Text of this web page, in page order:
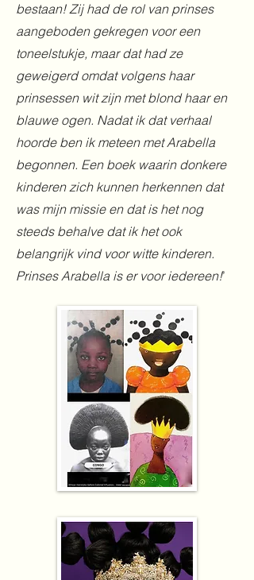
bestaan! Zij had de rol van prinses
aangeboden gekregen voor een
toneelstukje, maar dat had ze
geweigerd omdat volgens haar
prinsessen wit zijn met blond haar en
blauwe ogen. Nadat ik dat verhaal
hoorde ben ik meteen met Arabella
begonnen. Een boek waarin donkere
kinderen zich kunnen herkennen dat
was mijn missie en dat is het nog
steeds behalve dat ik het ook
belangrijk vind voor witte kinderen.
Prinses Arabella is er voor iedereen!’